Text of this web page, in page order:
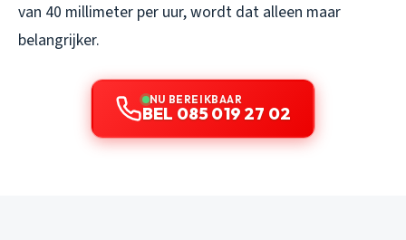
van 40 millimeter per uur, wordt dat alleen maar
belangrijker.
NU BEREIKBAAR
BEL 085 019 27 02